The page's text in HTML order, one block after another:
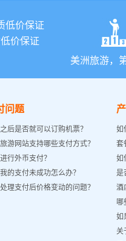
价保证
美洲旅游，
问题
后是否就可以订购机票？
游网站支持哪些支付方式？
行外币支付？
的支付未成功怎么办？
理支付后价格变动的问题？
如
套
如
是
酒
哪
如
关